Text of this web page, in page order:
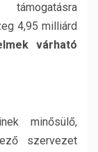
4,95 milliárd
várható
minősülő,
szervezet